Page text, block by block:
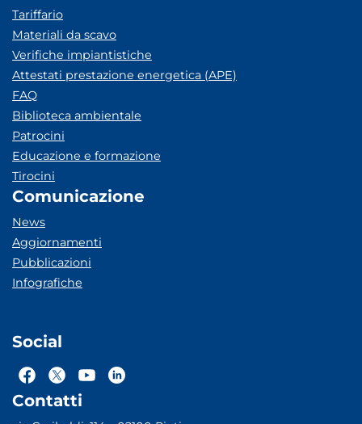
Tariffario
Materiali da scavo
Verifiche impiantistiche
Attestati prestazione energetica (APE)
FAQ
Biblioteca ambientale
Patrocini
Educazione e formazione
Tirocini
Comunicazione
News
Aggiornamenti
Pubblicazioni
Infografiche
Social
Contatti